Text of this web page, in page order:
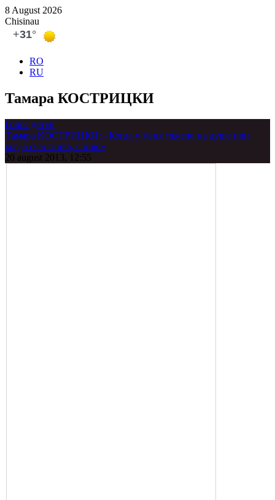
8 August 2026
Chisinau
RO
RU
Тамара КОСТРИЦКИ
Голос детей
Тамара КОСТРИЦКИ: «Когда у меня тяжело на душе или
когда счастлива, я пою»
20 august 2013, 12:55